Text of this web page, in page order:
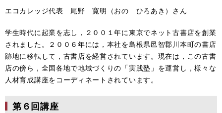
エコカレッジ代表 尾野 寛明（おの ひろあき）さん
学生時代に起業を志し，２００１年に東京でネット古書店を創業
されました。２００６年には，本社を島根県邑智郡川本町の書店
跡地に移転して，古書店を経営されています。現在は，この古書
店の傍ら，全国各地で地域づくりの「実践塾」を運営し，様々な
人材育成講座をコーディネートされています。
第６回講座